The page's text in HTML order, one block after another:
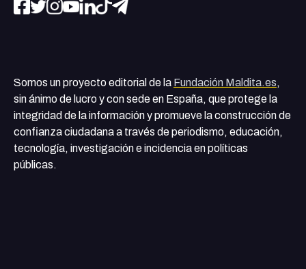
Somos un proyecto editorial de la Fundación Maldita.es,
sin ánimo de lucro y con sede en España, que protege la
integridad de la información y promueve la construcción de
confianza ciudadana a través de periodismo, educación,
tecnología, investigación e incidencia en políticas
públicas.